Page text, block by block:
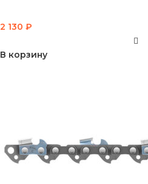
2 130 ₽
В корзину